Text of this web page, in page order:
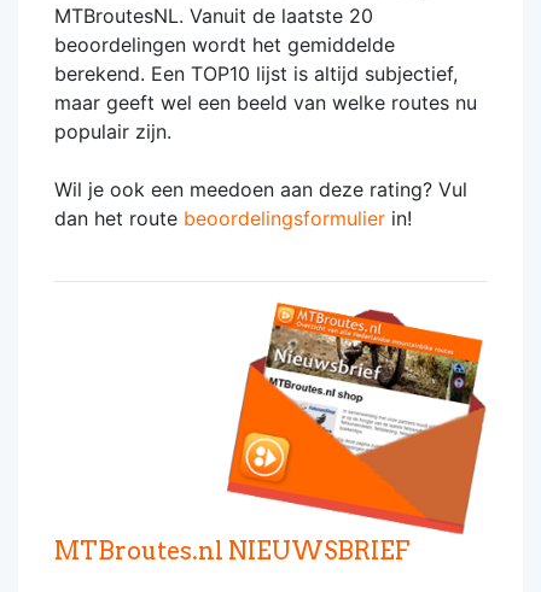
MTBroutesNL. Vanuit de laatste 20
beoordelingen wordt het gemiddelde
berekend. Een TOP10 lijst is altijd subjectief,
maar geeft wel een beeld van welke routes nu
populair zijn.
Wil je ook een meedoen aan deze rating? Vul
dan het route beoordelingsformulier in!
MTBroutes.nl NIEUWSBRIEF